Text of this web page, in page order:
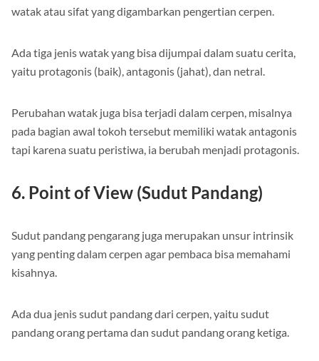
watak atau sifat yang digambarkan pengertian cerpen.
Ada tiga jenis watak yang bisa dijumpai dalam suatu cerita,
yaitu protagonis (baik), antagonis (jahat), dan netral.
Perubahan watak juga bisa terjadi dalam cerpen, misalnya
pada bagian awal tokoh tersebut memiliki watak antagonis
tapi karena suatu peristiwa, ia berubah menjadi protagonis.
6. Point of View (Sudut Pandang)
Sudut pandang pengarang juga merupakan unsur intrinsik
yang penting dalam cerpen agar pembaca bisa memahami
kisahnya.
Ada dua jenis sudut pandang dari cerpen, yaitu sudut
pandang orang pertama dan sudut pandang orang ketiga.